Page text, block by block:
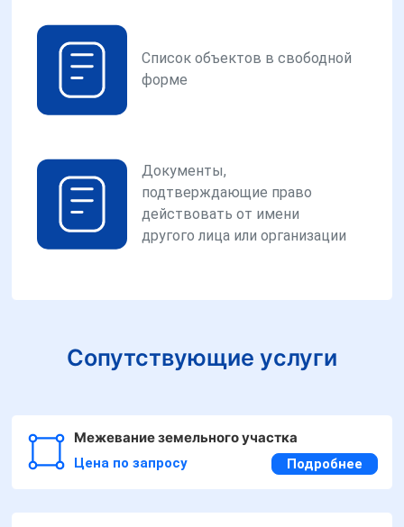
Список объектов в свободной
форме
Документы,
подтверждающие право
действовать от имени
другого лица или организации
Сопутствующие услуги
Межевание земельного участка
Цена по запросу Подробнее